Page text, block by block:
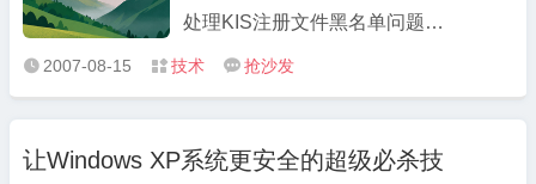
处理KIS注册文件黑名单问题
无限期使用KIS[声明]:
此工具仅适用于个人计 ...
 2007-08-15  技术  抢沙发
让Windows XP系统更安全的超级必杀技